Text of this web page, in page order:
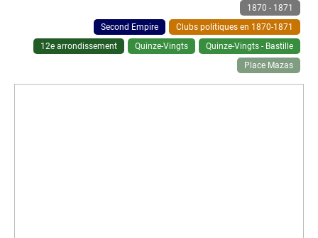
1870 - 1871
Second Empire
Clubs politiques en 1870-1871
12e arrondissement
Quinze-Vingts
Quinze-Vingts - Bastille
Place Mazas